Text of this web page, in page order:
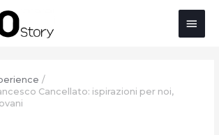
Cancellato: ispirazioni per noi,